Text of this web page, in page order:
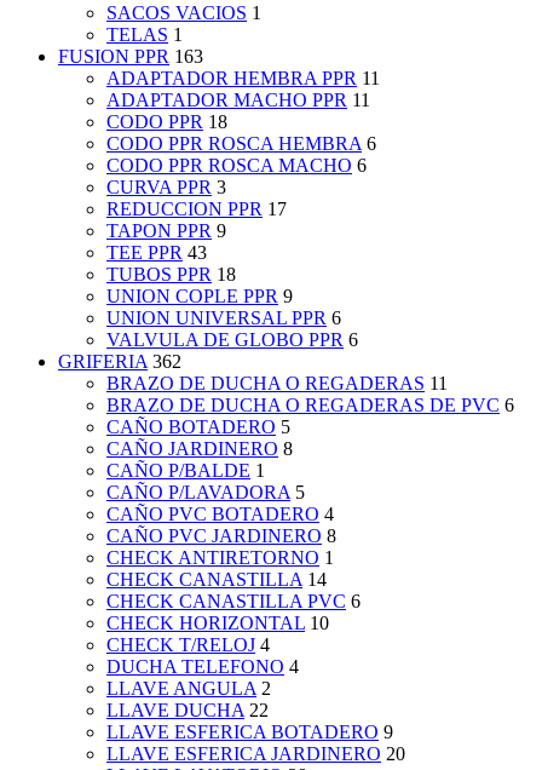
SACOS VACIOS 1
TELAS 1
FUSION PPR 163
ADAPTADOR HEMBRA PPR 11
ADAPTADOR MACHO PPR 11
CODO PPR 18
CODO PPR ROSCA HEMBRA 6
CODO PPR ROSCA MACHO 6
CURVA PPR 3
REDUCCION PPR 17
TAPON PPR 9
TEE PPR 43
TUBOS PPR 18
UNION COPLE PPR 9
UNION UNIVERSAL PPR 6
VALVULA DE GLOBO PPR 6
GRIFERIA 362
BRAZO DE DUCHA O REGADERAS 11
BRAZO DE DUCHA O REGADERAS DE PVC 6
CAÑO BOTADERO 5
CAÑO JARDINERO 8
CAÑO P/BALDE 1
CAÑO P/LAVADORA 5
CAÑO PVC BOTADERO 4
CAÑO PVC JARDINERO 8
CHECK ANTIRETORNO 1
CHECK CANASTILLA 14
CHECK CANASTILLA PVC 6
CHECK HORIZONTAL 10
CHECK T/RELOJ 4
DUCHA TELEFONO 4
LLAVE ANGULA 2
LLAVE DUCHA 22
LLAVE ESFERICA BOTADERO 9
LLAVE ESFERICA JARDINERO 20